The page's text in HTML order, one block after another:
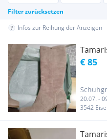
Filter zurücksetzen
Infos zur Reihung der Anzeigen
€ 85
20.07. -
3542